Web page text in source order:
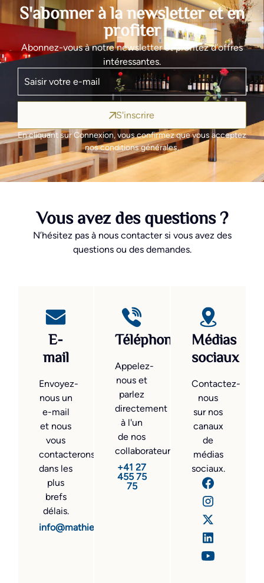
S'abonner à la newsletter et en
profiter
Abonnez-vous à notre newsletter et profitez d’offres
intéressantes.
S'inscrire
En cliquant sur Connexion, vous confirmez que vous acceptez
nos conditions générales.
Vous avez des questions ?
N’hésitez pas à nous contacter si vous avez des
questions ou des demandes.
E-
mail
Envoyez-
nous un
e-mail
et nous
vous
contacterons
dans les
plus
brefs
délais.
info@mathier.com
Téléphone
Appelez-
nous et
parlez
directement
à l'un
de nos
collaborateurs.
+41 27
455 75
75
Médias
sociaux
Contactez-
nous
sur nos
canaux
de
médias
sociaux.